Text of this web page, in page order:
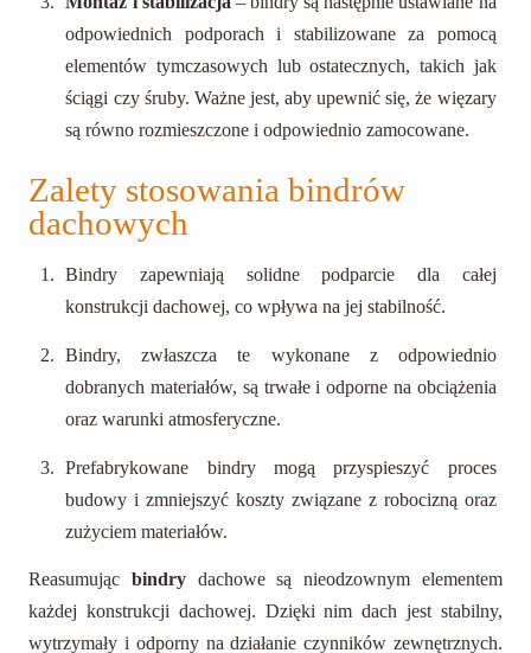
odpowiednich podporach i stabilizowane za pomocą
elementów tymczasowych lub ostatecznych, takich jak
ściągi czy śruby. Ważne jest, aby upewnić się, że więzary
są równo rozmieszczone i odpowiednio zamocowane.
Zalety stosowania bindrów
dachowych
Bindry zapewniają solidne podparcie dla całej
konstrukcji dachowej, co wpływa na jej stabilność.
Bindry, zwłaszcza te wykonane z odpowiednio
dobranych materiałów, są trwałe i odporne na obciążenia
oraz warunki atmosferyczne.
Prefabrykowane bindry mogą przyspieszyć proces
budowy i zmniejszyć koszty związane z robocizną oraz
zużyciem materiałów.
Reasumującbindry dachowe są nieodzownym elementem
każdej konstrukcji dachowej. Dzięki nim dach jest stabilny,
wytrzymały i odporny na działanie czynników zewnętrznych.